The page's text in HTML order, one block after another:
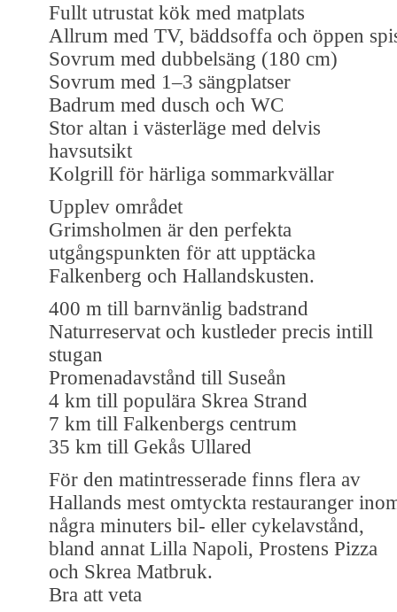
Fullt utrustat kök med matplats
Allrum med TV, bäddsoffa och öppen
Sovrum med dubbelsäng (180 cm)
Sovrum med 1–3 sängplatser
Badrum med dusch och WC
Stor altan i västerläge med delvis
havsutsikt
Kolgrill för härliga sommarkvällar
Upplev området
Grimsholmen är den perfekta
utgångspunkten för att upptäcka
Falkenberg och Hallandskusten.
400 m till barnvänlig badstrand
Naturreservat och kustleder precis intill
stugan
Promenadavstånd till Suseån
4 km till populära Skrea Strand
7 km till Falkenbergs centrum
35 km till Gekås Ullared
För den matintresserade finns flera av
Hallands mest omtyckta restauranger
några minuters bil- eller cykelavstånd,
bland annat Lilla Napoli, Prostens Pizza
och Skrea Matbruk.
Bra att veta